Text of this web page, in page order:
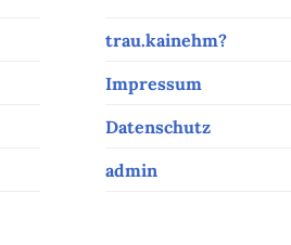
trau.kainehm?
Impressum
Datenschutz
admin